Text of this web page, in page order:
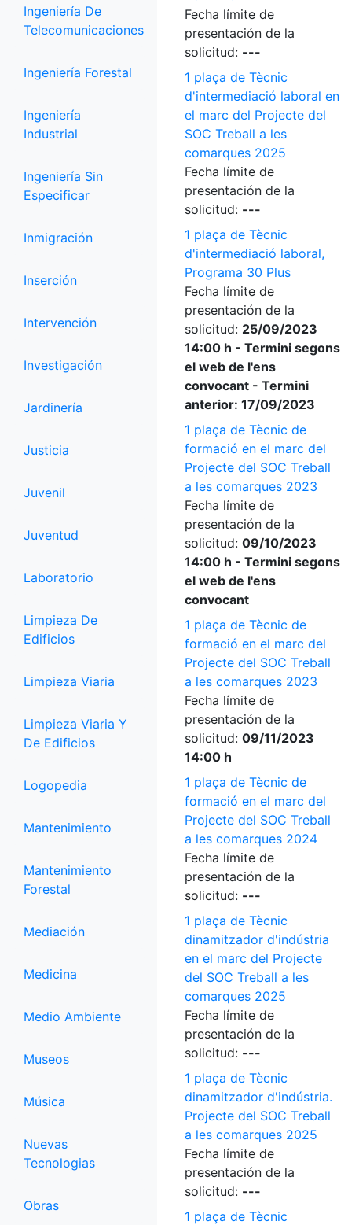
Ingeniería De
Telecomunicaciones
Ingeniería Forestal
Ingeniería
Industrial
Ingeniería Sin
Especificar
Inmigración
Inserción
Intervención
Investigación
Jardinería
Justicia
Juvenil
Juventud
Laboratorio
Limpieza De
Edificios
Limpieza Viaria
Limpieza Viaria Y
De Edificios
Logopedia
Mantenimiento
Mantenimiento
Forestal
Mediación
Medicina
Medio Ambiente
Museos
Música
Nuevas
Tecnologias
Obras
Fecha límite de
presentación de la
solicitud: ---
1 plaça de Tècnic
d'intermediació laboral en
el marc del Projecte del
SOC Treball a les
comarques 2025
Fecha límite de
presentación de la
solicitud: ---
1 plaça de Tècnic
d'intermediació laboral,
Programa 30 Plus
Fecha límite de
presentación de la
solicitud: 25/09/2023
14:00 h - Termini segons
el web de l'ens
convocant - Termini
anterior: 17/09/2023
1 plaça de Tècnic de
formació en el marc del
Projecte del SOC Treball
a les comarques 2023
Fecha límite de
presentación de la
solicitud: 09/10/2023
14:00 h - Termini segons
el web de l'ens
convocant
1 plaça de Tècnic de
formació en el marc del
Projecte del SOC Treball
a les comarques 2023
Fecha límite de
presentación de la
solicitud: 09/11/2023
14:00 h
1 plaça de Tècnic de
formació en el marc del
Projecte del SOC Treball
a les comarques 2024
Fecha límite de
presentación de la
solicitud: ---
1 plaça de Tècnic
dinamitzador d'indústria
en el marc del Projecte
del SOC Treball a les
comarques 2025
Fecha límite de
presentación de la
solicitud: ---
1 plaça de Tècnic
dinamitzador d'indústria.
Projecte del SOC Treball
a les comarques 2025
Fecha límite de
presentación de la
solicitud: ---
1 plaça de Tècnic